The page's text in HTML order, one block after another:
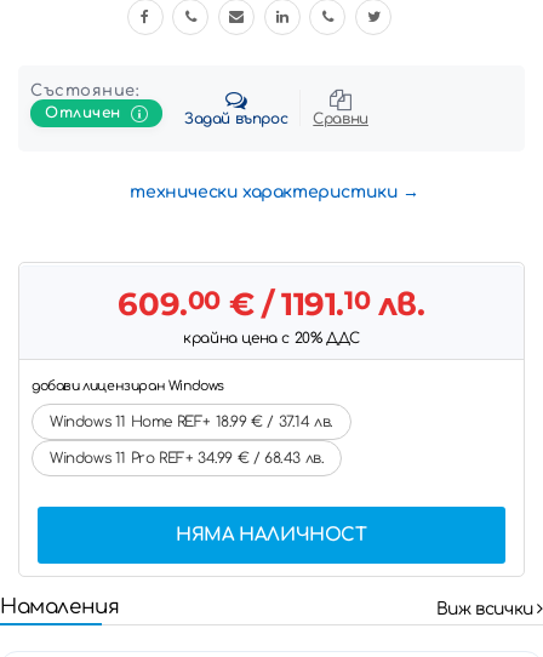
Състояние:
Отличен
Задай въпрос Сравни
технически характеристики
609.00€/ 1191.10лв.
крайна цена с 20% ДДС
добави лицензиран Windows
Windows 11 Home REF+ 18.99 € / 37.14 лв.
Windows 11 Pro REF+ 34.99 € / 68.43 лв.
НЯМА НАЛИЧНОСТ
Намаления Виж всички